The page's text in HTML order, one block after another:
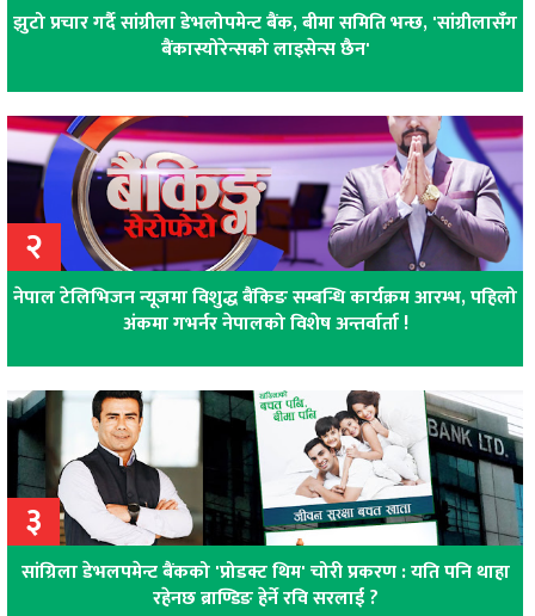
झुटो प्रचार गर्दै सांग्रीला डेभलोपमेन्ट बैंक, बीमा समिति भन्छ, 'सांग्रीलासँग
बैंकास्योरेन्सको लाइसेन्स छैन'
२
नेपाल टेलिभिजन न्यूजमा विशुद्ध बैंकिङ सम्बन्धि कार्यक्रम आरम्भ, पहिलो
अंकमा गभर्नर नेपालको विशेष अन्तर्वार्ता !
३
सांग्रिला डेभलपमेन्ट बैंकको 'प्रोडक्ट थिम' चोरी प्रकरण : यति पनि थाहा
रहेनछ ब्राण्डिङ हेर्ने रवि सरलाई ?